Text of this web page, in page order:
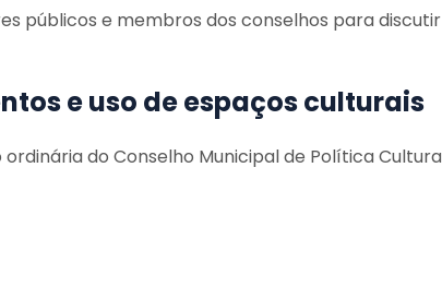
públicos e membros dos conselhos para
e uso de espaços culturais
do Conselho Municipal de Política